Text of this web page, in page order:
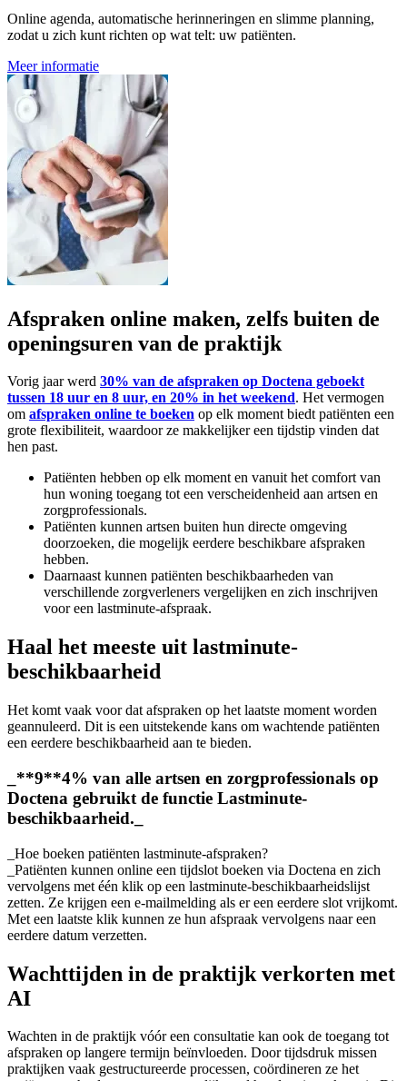
Online agenda, automatische herinneringen en slimme planning,
zodat u zich kunt richten op wat telt: uw patiënten.
Meer informatie
Afspraken online maken, zelfs buiten de
openingsuren van de praktijk
Vorig jaar werd 30% van de afspraken op Doctena geboekt
tussen 18 uur en 8 uur, en 20% in het weekend. Het vermogen
om afspraken online te boeken op elk moment biedt patiënten een
grote flexibiliteit, waardoor ze makkelijker een tijdstip vinden dat
hen past.
Patiënten hebben op elk moment en vanuit het comfort van
hun woning toegang tot een verscheidenheid aan artsen en
zorgprofessionals.
Patiënten kunnen artsen buiten hun directe omgeving
doorzoeken, die mogelijk eerdere beschikbare afspraken
hebben.
Daarnaast kunnen patiënten beschikbaarheden van
verschillende zorgverleners vergelijken en zich inschrijven
voor een lastminute-afspraak.
Haal het meeste uit lastminute-
beschikbaarheid
Het komt vaak voor dat afspraken op het laatste moment worden
geannuleerd. Dit is een uitstekende kans om wachtende patiënten
een eerdere beschikbaarheid aan te bieden.
_**9**4% van alle artsen en zorgprofessionals op
Doctena gebruikt de functie Lastminute-
beschikbaarheid._
_Hoe boeken patiënten lastminute-afspraken?
_Patiënten kunnen online een tijdslot boeken via Doctena en zich
vervolgens met één klik op een lastminute-beschikbaarheidslijst
zetten. Ze krijgen een e-mailmelding als er een eerdere slot vrijkomt.
Met een laatste klik kunnen ze hun afspraak vervolgens naar een
eerdere datum verzetten.
Wachttijden in de praktijk verkorten met
AI
Wachten in de praktijk vóór een consultatie kan ook de toegang tot
afspraken op langere termijn beïnvloeden. Door tijdsdruk missen
praktijken vaak gestructureerde processen, coördineren ze het